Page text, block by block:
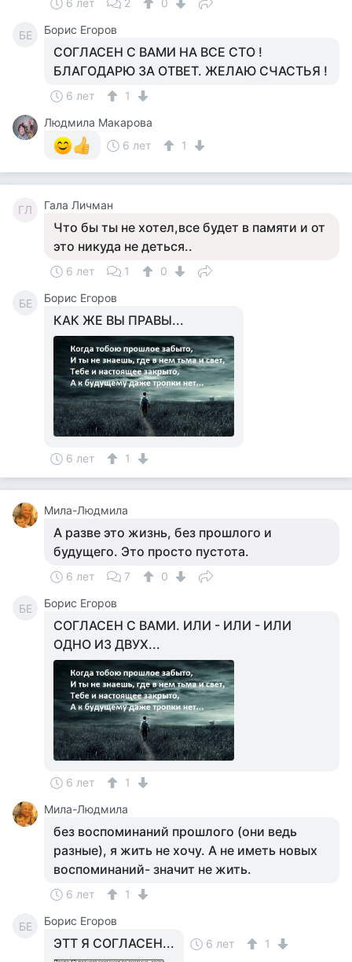
6 лет 2 0
БЕ Борис Егоров
СОГЛАСЕН С ВАМИ НА ВСЕ СТО !
БЛАГОДАРЮ ЗА ОТВЕТ. ЖЕЛАЮ СЧАСТЬЯ !
6 лет
1
Людмила Макарова
6 лет
1
ГЛ Гала Личман
Что бы ты не хотел,все будет в памяти и от
это никуда не деться..
6 лет 1 0
БЕ Борис Егоров
КАК ЖЕ ВЫ ПРАВЫ...
6 лет 1
Мила-Людмила
А разве это жизнь, без прошлого и
будущего. Это просто пустота.
6 лет 7 0
БЕ Борис Егоров
СОГЛАСЕН С ВАМИ. ИЛИ - ИЛИ - ИЛИ
ОДНО ИЗ ДВУХ...
6 лет
1
Мила-Людмила
без воспоминаний прошлого (они ведь
разные), я жить не хочу. А не иметь новых
воспоминаний- значит не жить.
6 лет 1
БЕ Борис Егоров
ЭТТ Я СОГЛАСЕН... 6 лет 1